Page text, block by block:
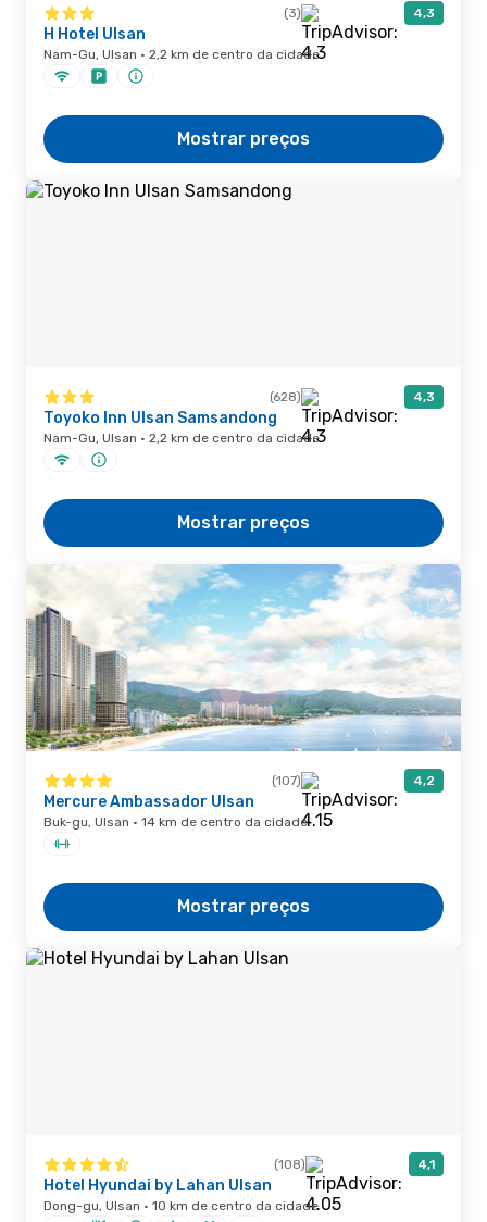
(3) 4,3
H Hotel Ulsan
Nam-Gu, Ulsan · 2,2 km de centro da cidade
Mostrar preços
(628) 4,3
Toyoko Inn Ulsan Samsandong
Nam-Gu, Ulsan · 2,2 km de centro da cidade
Mostrar preços
(107) 4,2
Mercure Ambassador Ulsan
Buk-gu, Ulsan · 14 km de centro da cidade
Mostrar preços
(108) 4,1
Hotel Hyundai by Lahan Ulsan
Dong-gu, Ulsan · 10 km de centro da cidade